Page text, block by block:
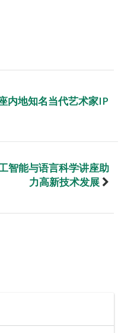
内地知名当代艺术家IP
智能与语言科学讲座助
力高新技术发展